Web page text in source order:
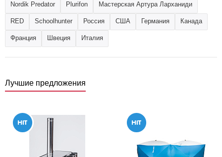
Nordik Predator Plurifon Мастерская Артура Ларханиди
RED Schoolhunter Россия США Германия Канада
Франция Швеция Италия
Лучшие предложения